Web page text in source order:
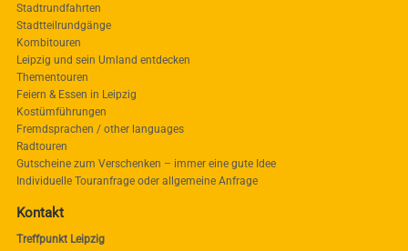
Stadtrundfahrten
Stadtteilrundgänge
Kombitouren
Leipzig und sein Umland entdecken
Thementouren
Feiern & Essen in Leipzig
Kostümführungen
Fremdsprachen / other languages
Radtouren
Gutscheine zum Verschenken – immer eine gute Idee
Individuelle Touranfrage oder allgemeine Anfrage
Kontakt
Treffpunkt Leipzig